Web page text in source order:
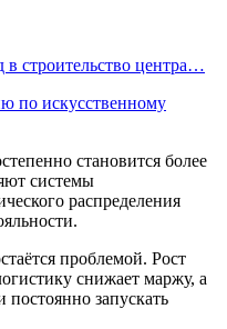
строительство центра…
по искусственному
становится более
системы
распределения
проблемой. Рост
снижает маржу, а
запускать